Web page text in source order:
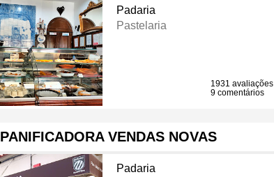
Padaria
Pastelaria
1931 avaliações
9 comentários
PANIFICADORA VENDAS NOVAS
Padaria